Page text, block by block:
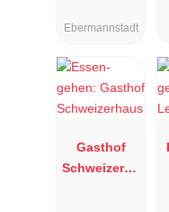
Ebermannstadt
Gasthof
Schweizerha